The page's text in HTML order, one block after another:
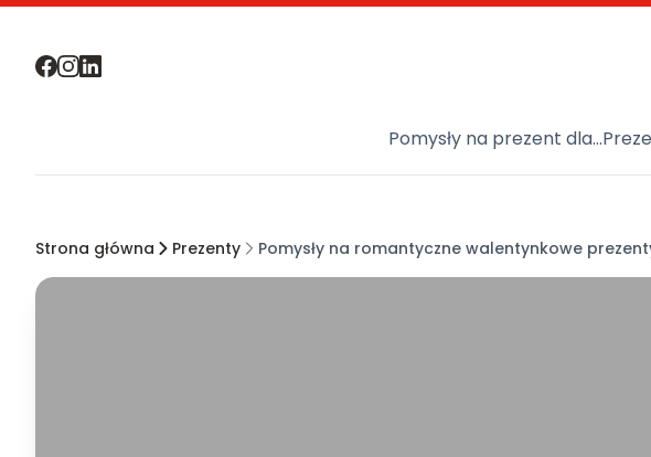
Pomysły na prezent dla…
Strona główna Prezenty Pomysły na romantyczne walentynkowe